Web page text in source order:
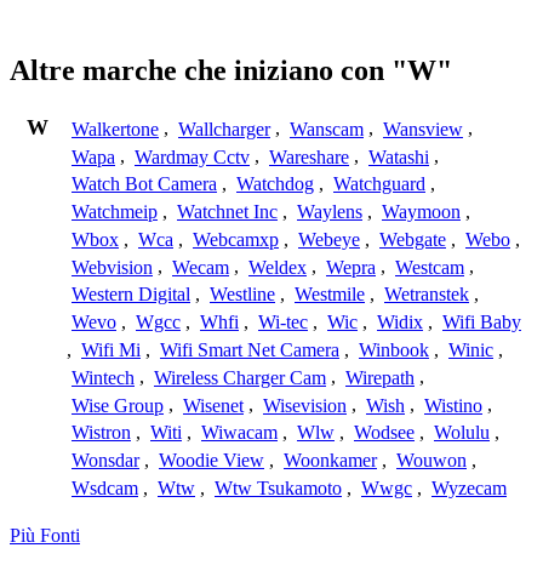
Altre marche che iniziano con "W"
W Walkertone , Wallcharger , Wanscam , Wansview ,
Wapa , Wardmay Cctv , Wareshare , Watashi ,
Watch Bot Camera , Watchdog , Watchguard ,
Watchmeip , Watchnet Inc , Waylens , Waymoon ,
Wbox , Wca , Webcamxp , Webeye , Webgate , Webo ,
Webvision , Wecam , Weldex , Wepra , Westcam ,
Western Digital , Westline , Westmile , Wetranstek ,
Wevo , Wgcc , Whfi , Wi-tec , Wic , Widix , Wifi Baby
, Wifi Mi , Wifi Smart Net Camera , Winbook , Winic ,
Wintech , Wireless Charger Cam , Wirepath ,
Wise Group , Wisenet , Wisevision , Wish , Wistino ,
Wistron , Witi , Wiwacam , Wlw , Wodsee , Wolulu ,
Wonsdar , Woodie View , Woonkamer , Wouwon ,
Wsdcam , Wtw , Wtw Tsukamoto , Wwgc , Wyzecam
Più Fonti